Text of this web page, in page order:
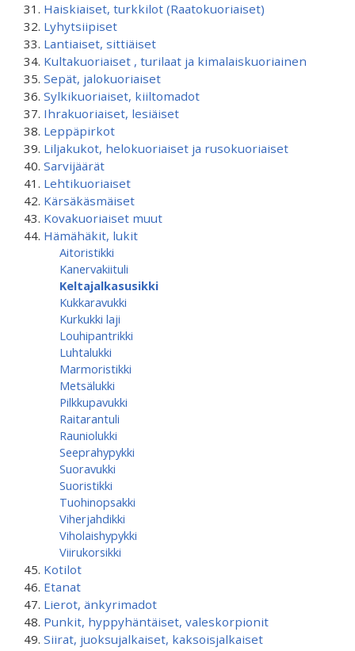
Haiskiaiset, turkkilot (Raatokuoriaiset)
Lyhytsiipiset
Lantiaiset, sittiäiset
Kultakuoriaiset , turilaat ja kimalaiskuoriainen
Sepät, jalokuoriaiset
Sylkikuoriaiset, kiiltomadot
Ihrakuoriaiset, lesiäiset
Leppäpirkot
Liljakukot, helokuoriaiset ja rusokuoriaiset
Sarvijäärät
Lehtikuoriaiset
Kärsäkäsmäiset
Kovakuoriaiset muut
Hämähäkit, lukit
Aitoristikki
Kanervakiituli
Keltajalkasusikki
Kukkaravukki
Kurkukki laji
Louhipantrikki
Luhtalukki
Marmoristikki
Metsälukki
Pilkkupavukki
Raitarantuli
Rauniolukki
Seeprahypykki
Suoravukki
Suoristikki
Tuohinopsakki
Viherjahdikki
Viholaishypykki
Viirukorsikki
Kotilot
Etanat
Lierot, änkyrimadot
Punkit, hyppyhäntäiset, valeskorpionit
Siirat, juoksujalkaiset, kaksoisjalkaiset